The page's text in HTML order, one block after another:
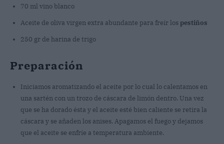
70 ml vino blanco
Aceite de oliva virgen extra abundante para freír los pestiños
250 gr de harina de trigo
Preparación
Iniciamos aromatizando el aceite por lo cual lo calentamos en
una sartén con un trozo de cáscara de limón dentro. Una vez
que se ha dorado ésta y el aceite esté bien caliente se retira la
cáscara y se añaden los anises. Apagamos el fuego y dejamos
que el aceite se enfríe a temperatura ambiente.